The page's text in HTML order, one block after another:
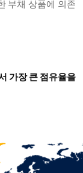
부채 상품에 의존
가장 큰 점유율을